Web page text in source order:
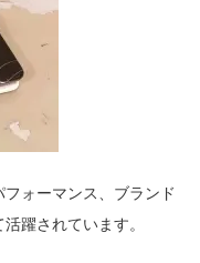
ォーマンス、ブランド
躍されています。